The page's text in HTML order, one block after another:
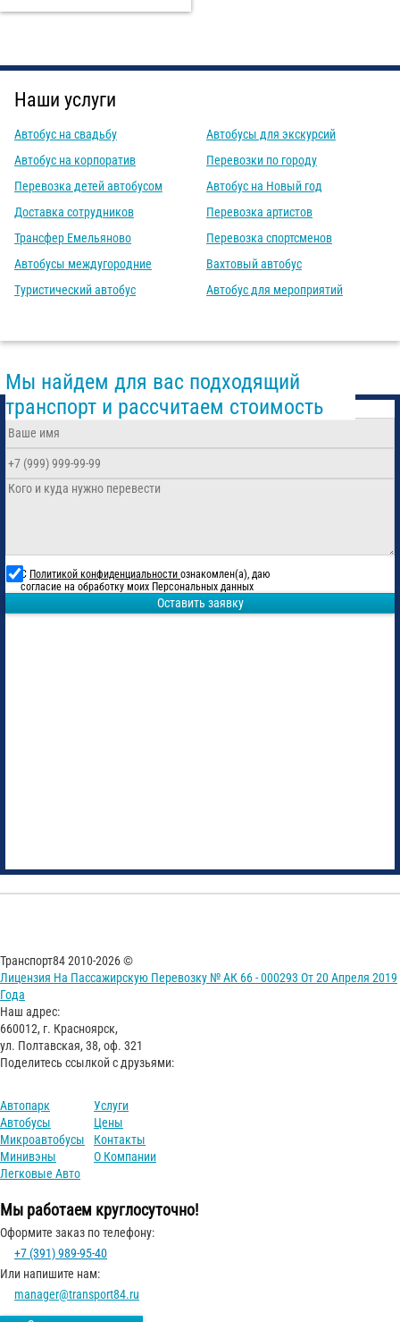
Наши услуги
Автобус на свадьбу
Автобус на корпоратив
Перевозка детей автобусом
Доставка сотрудников
Трансфер Емельяново
Автобусы междугородние
Туристический автобус
Автобусы для экскурсий
Перевозки по городу
Автобус на Новый год
Перевозка артистов
Перевозка спортсменов
Вахтовый автобус
Автобус для мероприятий
Мы найдем для вас подходящий
транспорт и рассчитаем стоимость
С Политикой конфиденциальности ознакомлен(а), даю
согласие на обработку моих Персональных данных
Оставить заявку
Транспорт84 2010-2026 ©
Лицензия На Пассажирскую Перевозку № АК 66 - 000293 От 20 Апреля 2019
Года
Наш адрес:
660012, г. Красноярск,
ул. Полтавская, 38, оф. 321
Поделитесь ссылкой с друзьями:
Автопарк
Автобусы
Микроавтобусы
Минивэны
Легковые Авто
Услуги
Цены
Контакты
О Компании
Мы работаем круглосуточно!
Оформите заказ по телефону:
+7 (391) 989-95-40
Или напишите нам:
manager@transport84.ru